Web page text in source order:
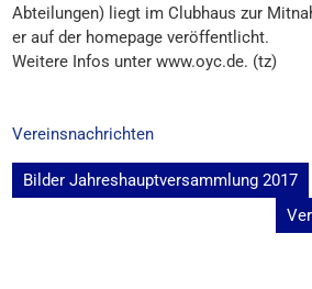
Abteilungen) liegt im Clubhaus zur
er auf der homepage veröffentlicht.
Weitere Infos unter www.oyc.de. (tz)
Vereinsnachrichten
Beitragsnavigation
Bilder Jahreshauptversammlung 2017